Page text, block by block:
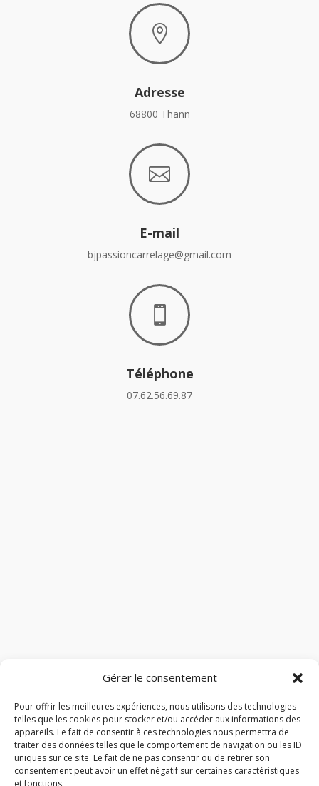
Gérer le consentement
Pour offrir les meilleures expériences, nous utilisons des technologies
telles que les cookies pour stocker et/ou accéder aux informations des
appareils. Le fait de consentir à ces technologies nous permettra de
traiter des données telles que le comportement de navigation ou les ID
uniques sur ce site. Le fait de ne pas consentir ou de retirer son
consentement peut avoir un effet négatif sur certaines caractéristiques
et fonctions.

Adresse
68800 Thann

E-mail
bjpassioncarrelage@gmail.com

Téléphone
07.62.56.69.87